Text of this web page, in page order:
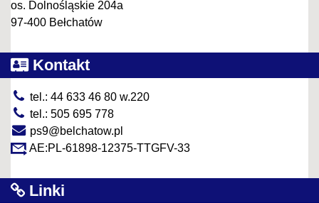
os. Dolnośląskie 204a
97-400 Bełchatów
Kontakt
tel.: 44 633 46 80 w.220
tel.: 505 695 778
ps9@belchatow.pl
AE:PL-61898-12375-TTGFV-33
Linki